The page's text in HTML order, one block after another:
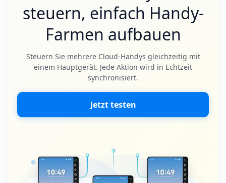
steuern, einfach Handy-
Farmen aufbauen
Steuern Sie mehrere Cloud-Handys gleichzeitig mit
einem Hauptgerät. Jede Aktion wird in Echtzeit
synchronisiert.
Jetzt testen